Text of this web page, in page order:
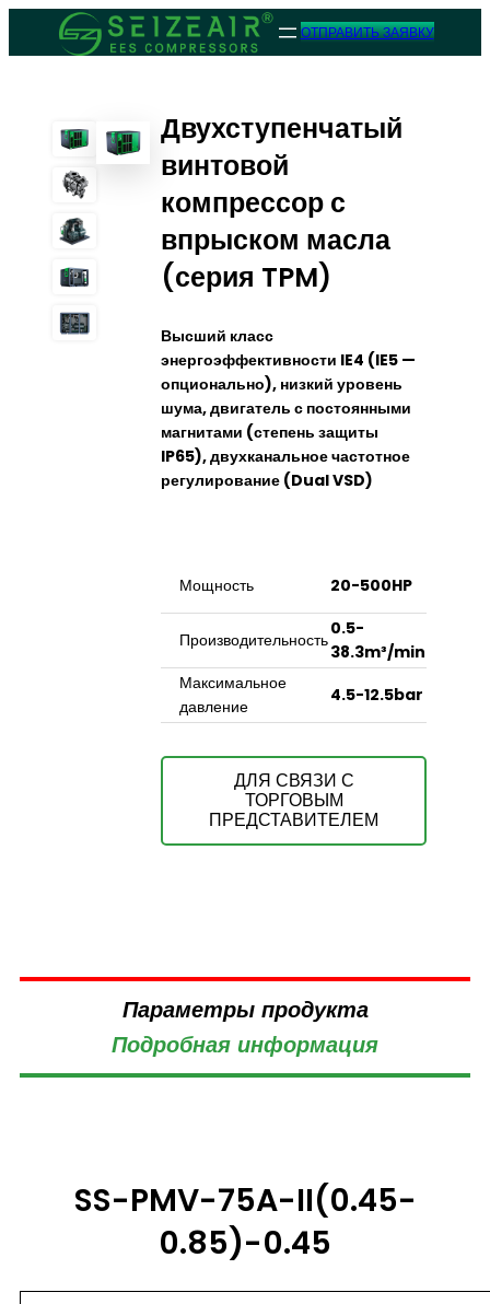
ОТПРАВИТЬ ЗАЯВКУ
Двухступенчатый
винтовой
компрессор с
впрыском масла
(серия TPM)
Высший класс
энергоэффективности IE4 (IE5 —
опционально), низкий уровень
шума, двигатель с постоянными
магнитами (степень защиты
IP65), двухканальное частотное
регулирование (Dual VSD)
Мощность 20-500HP
Производительность
0.5-
38.3m³/min
Максимальное
давление
4.5-12.5bar
ДЛЯ СВЯЗИ С
ТОРГОВЫМ
ПРЕДСТАВИТЕЛЕМ
Параметры продукта
Подробная информация
SS-PMV-75A-II(0.45-
0.85)-0.45